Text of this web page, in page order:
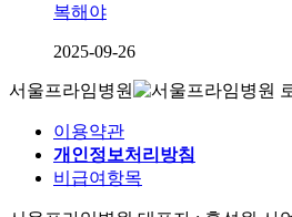
복해야
2025-09-26
서울프라임병원
이용약관
개인정보처리방침
비급여항목